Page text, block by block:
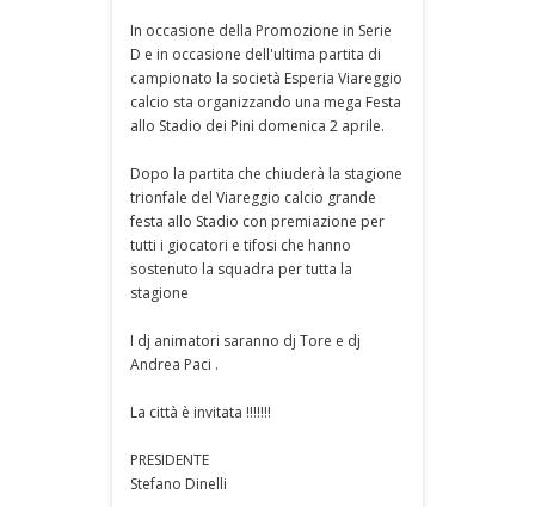
In occasione della Promozione in Serie
D e in occasione dell'ultima partita di
campionato la società Esperia Viareggio
calcio sta organizzando una mega Festa
allo Stadio dei Pini domenica 2 aprile.
Dopo la partita che chiuderà la stagione
trionfale del Viareggio calcio grande
festa allo Stadio con premiazione per
tutti i giocatori e tifosi che hanno
sostenuto la squadra per tutta la
stagione
I dj animatori saranno dj Tore e dj
Andrea Paci .
La città è invitata !!!!!!!
PRESIDENTE
Stefano Dinelli